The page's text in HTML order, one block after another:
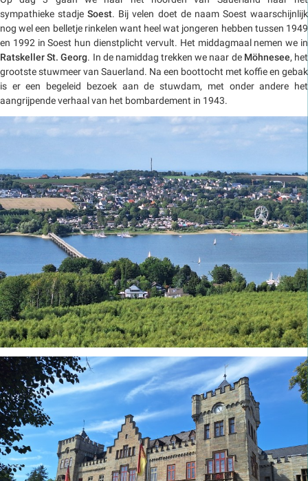
sympathieke stadjeSoest. Bij velen doet de naam Soest waarschijnlijk
nog wel een belletje rinkelen want heel wat jongeren hebben tussen 1949
en 1992 in Soest hun dienstplicht vervult. Het middagmaal nemen we in
Ratskeller St. Georg. In de namiddag trekken we naar de Möhnesee, het
grootste stuwmeer van Sauerland. Na een boottocht met koffie en gebak
is er een begeleid bezoek aan de stuwdam, met onder andere het
aangrijpende verhaal van het bombardement in 1943.